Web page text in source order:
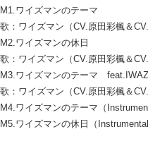
M1.ワイズマンのテーマ
歌：ワイズマン（CV.原田彩楓＆
M2.ワイズマンの休日
歌：ワイズマン（CV.原田彩楓＆
M3.ワイズマンのテーマ
歌：ワイズマン（CV.原田彩楓＆
M4.ワイズマンのテーマ（
M5.ワイズマンの休日（Instrumental